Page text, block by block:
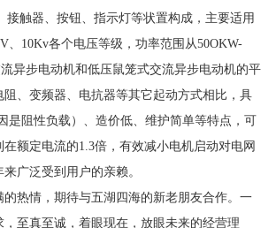
接触器、按钮、指示灯等状置构成，主要适用
、10Kv各个电压等级，功率范围从50OKW-
异步电动机和低压鼠笼式交流异步电动机的平
、变频器、电抗器等其它起动方式相比，具
是阻性负载）、造价低、维护简单等特点，可
额定电流的1.3倍，有效减小电机启动对电网
广泛受到用户的亲赖。
热情，期待与五湖四海的新老朋友合作。一
至真至诚，着眼现在，放眼未来的经营理